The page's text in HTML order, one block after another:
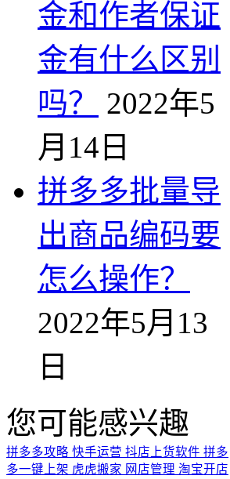
金和作者保证
金有什么区别
吗？
2022年5
月14日
拼多多批量导
出商品编码要
怎么操作？
2022年5月13
日
您可能感兴趣
拼多多攻略 快手运营 抖店上货软件 拼多
多一键上架 虎虎搬家 网店管理 淘宝开店